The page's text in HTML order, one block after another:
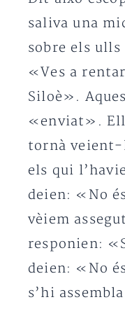
saliva una
sobre els
«Ves a
Siloè».
«enviat». Ell
tornà
els qui
deien: «No
vèiem
responien:
deien: «No
s’hi